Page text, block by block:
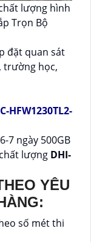
lượng hình
Trọn Bộ
đặt quan sát
trường học,
HFW1230TL2-
7 ngày 500GB
lượng DHI-
YÊU
số mét thi